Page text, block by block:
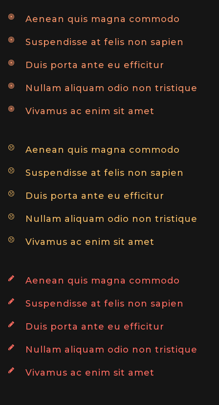
Aenean quis magna commodo
Suspendisse at felis non sapien
Duis porta ante eu efficitur
Nullam aliquam odio non tristique
Vivamus ac enim sit amet
Aenean quis magna commodo
Suspendisse at felis non sapien
Duis porta ante eu efficitur
Nullam aliquam odio non tristique
Vivamus ac enim sit amet
Aenean quis magna commodo
Suspendisse at felis non sapien
Duis porta ante eu efficitur
Nullam aliquam odio non tristique
Vivamus ac enim sit amet